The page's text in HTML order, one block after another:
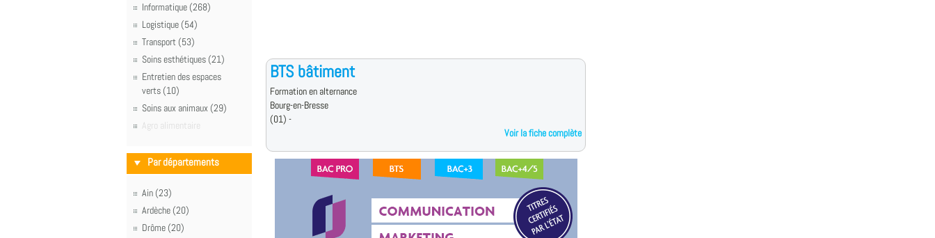
Informatique (268)
Logistique (54)
Transport (53)
Soins esthétiques (21)
Entretien des espaces
verts (10)
Soins aux animaux (29)
Agro alimentaire
Par départements
Ain (23)
Ardèche (20)
Drôme (20)
BTS bâtiment
Formation en alternance
Bourg-en-Bresse
(01) -
Voir la fiche complète